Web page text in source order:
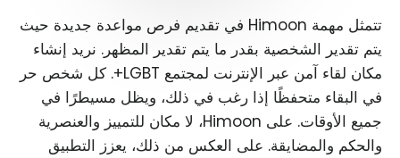
تتمثل مهمة Himoon في تقديم فرص مواعدة جديدة حيث
يتم تقدير الشخصية بقدر ما يتم تقدير المظهر. نريد إنشاء
مكان لقاء آمن عبر الإنترنت لمجتمع LGBT+. كل شخص حر
في البقاء متحفظًا إذا رغب في ذلك، ويظل مسيطرًا في
جميع الأوقات. على Himoon، لا مكان للتمييز والعنصرية
والحكم والمضايقة. على العكس من ذلك، يعزز التطبيق